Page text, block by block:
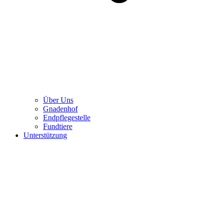
Über Uns
Gnadenhof
Endpflegestelle
Fundtiere
Unterstützung